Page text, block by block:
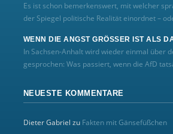
Es ist schon bemerkenswert, mit welcher
der Spiegel politische Realität einordnet –
WENN DIE ANGST GRÖSSER IST ALS
In Sachsen-Anhalt wird wieder einmal über
gesprochen: Was passiert, wenn die AfD
NEUESTE KOMMENTARE
Dieter Gabriel zu Fakten mit Gänsefüßchen